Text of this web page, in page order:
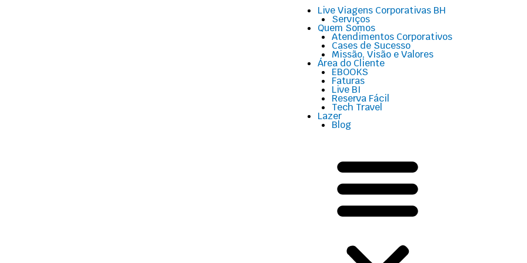
Live Viagens Corporativas BH
Serviços
Quem Somos
Atendimentos Corporativos
Cases de Sucesso
Missão, Visão e Valores
Área do Cliente
EBOOKS
Faturas
Live BI
Reserva Fácil
Tech Travel
Lazer
Blog